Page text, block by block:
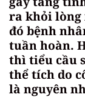
ra khỏi lòng
đó bệnh
tuần hoàn.
thì tiểu cầu
thể tích do
là nguyên